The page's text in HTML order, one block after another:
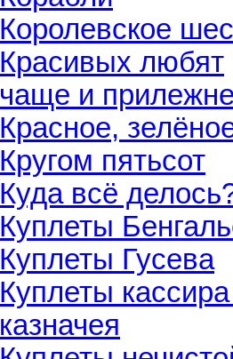
Королевское
Красивых любят
чаще и
Красное,
Кругом пятьсот
Куда всё
Куплеты
Куплеты Гусева
Куплеты
казначея